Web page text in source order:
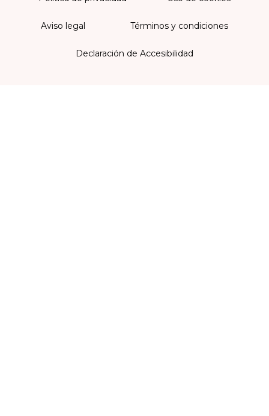
Aviso legal Términos y condiciones
Declaración de Accesibilidad